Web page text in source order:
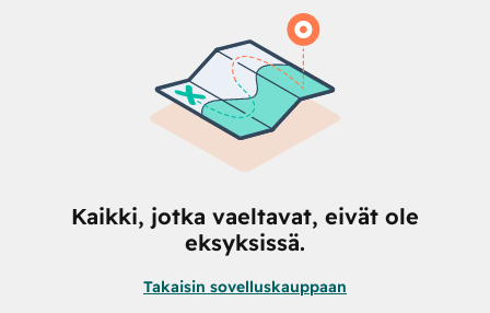
Kaikki, jotka vaeltavat, eivät ole
eksyksissä.
Takaisin sovelluskauppaan